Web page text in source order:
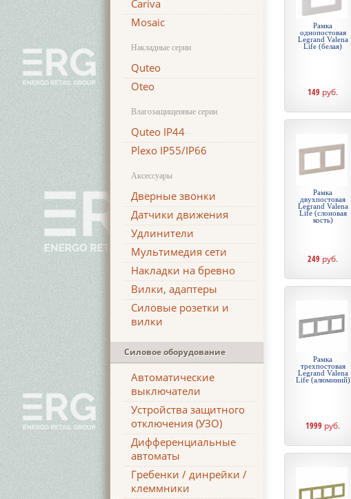
Cariva
Mosaic
Накладные серии
Quteo
Oteo
Влагозащищенные серии
Quteo IP44
Plexo IP55/IP66
Аксессуары
Дверные звонки
Датчики движения
Удлинители
Мультимедия сети
Накладки на бревно
Вилки, адаптеры
Силовые розетки и
вилки
Силовое оборудование
Автоматические
выключатели
Устройства защитного
отключения (УЗО)
Дифференциальные
автоматы
Гребенки / динрейки /
клеммники
Рамка
однопостовая
Legrand Valena
Life (белая)
149 руб.
Рамка
двухпостовая
Legrand Valena
Life (слоновая
кость)
249 руб.
Рамка
трехпостовая
Legrand Valena
Life (алюминий)
1999 руб.